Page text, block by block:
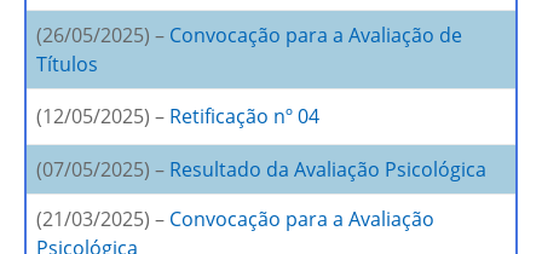
(26/05/2025) – Convocação para a Avaliação de
Títulos
(12/05/2025) – Retificação nº 04
(07/05/2025) – Resultado da Avaliação Psicológica
(21/03/2025) – Convocação para a Avaliação
Psicológica